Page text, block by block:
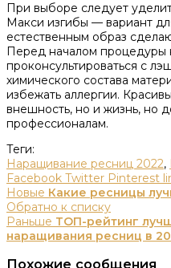
При выборе следует
Макси изгибы — вариант
естественным образ
Перед началом
проконсультироваться с
химического состава
избежать аллергии.
внешность, но и жизнь, но
профессионалам.
Теги:
Наращивание ресниц 2022,
Facebook Twitter Pinterest
Новые Какие ресницы
Обратно к списку
Раньше ТОП-рейтинг
наращивания ресниц в
Похожие сообщения